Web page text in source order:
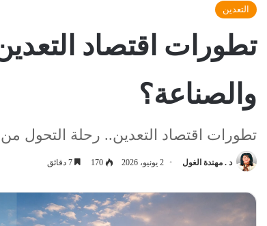
التعدين
والصناعة؟
تطورات اقتصاد التعدين.. رحلة التحول من
د . مهندة الغول 2 يونيو، 2026 170